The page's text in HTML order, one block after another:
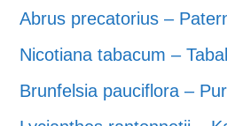
Abrus precatorius –
Nicotiana tabacum –
Brunfelsia pauciflora –